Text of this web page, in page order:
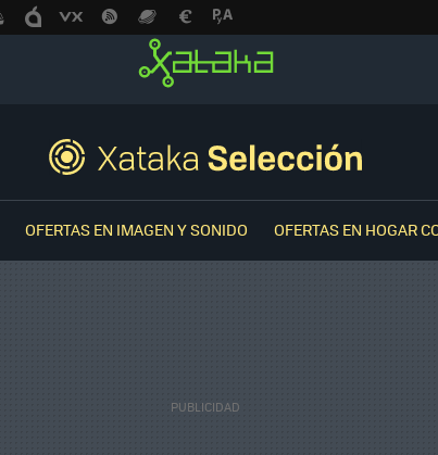
OFERTAS EN IMAGEN Y SONIDO OFERTAS EN HOGAR